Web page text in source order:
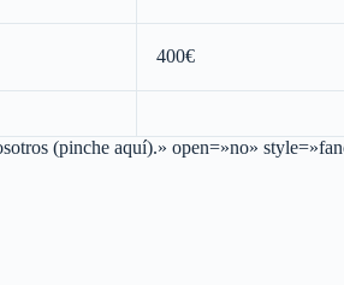
400€
(pinche aquí).» open=»no»